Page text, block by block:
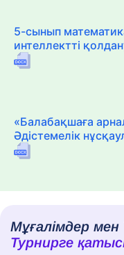
5-сынып
интеллектті
«Балабақшаға
Әдістемелік
Мұғалімдер мен
Турнирге